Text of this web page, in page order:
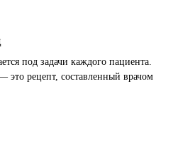
под задачи каждого пациента.
это рецепт, составленный врачом